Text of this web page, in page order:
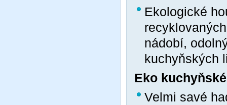
Ekologické
nádobí,
kuchyňských
Eko
Velmi savé